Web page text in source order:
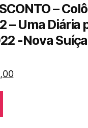
–
– Uma Diária
-Nova